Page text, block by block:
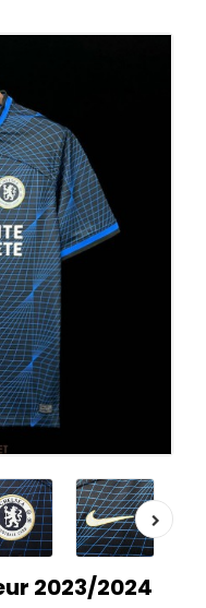
2023/2024